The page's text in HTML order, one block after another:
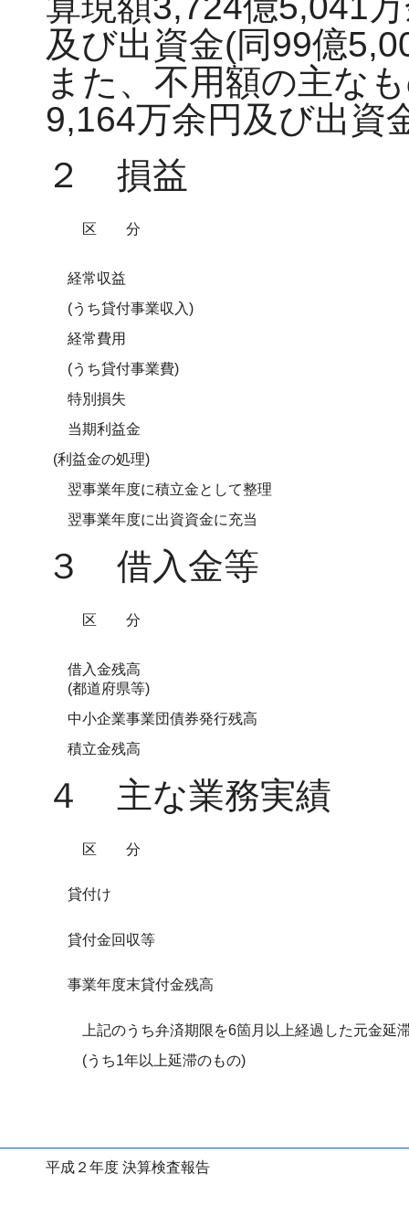
及び出資金(同99億
また、不用額の主な
9,164万余円及び出資
２ 損益
区分
経常収益
(うち貸付事業収入)
経常費用
(うち貸付事業費)
特別損失
当期利益金
(利益金の処理)
翌事業年度に積立金として整理
翌事業年度に出資資金に充当
３ 借入金等
区分
借入金残高
(都道府県等)
中小企業事業団債券発行残高
積立金残高
４ 主な業務実績
区分
貸付け
貸付金回収等
事業年度末貸付金残高
上記のうち弁済期限を6箇月以上経過した元金延
(うち1年以上延滞のもの)
平成２年度 決算検査報告